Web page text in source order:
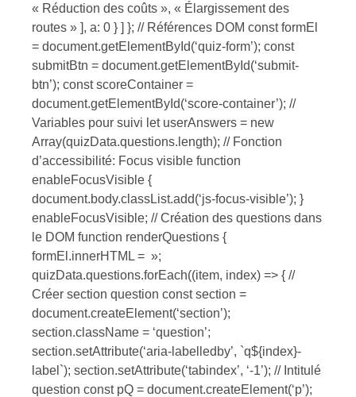
« Réduction des coûts », « Élargissement des
routes » ], a: 0 } ] }; // Références DOM const formEl
= document.getElementById(‘quiz-form’); const
submitBtn = document.getElementById(‘submit-
btn’); const scoreContainer =
document.getElementById(‘score-container’); //
Variables pour suivi let userAnswers = new
Array(quizData.questions.length); // Fonction
d’accessibilité: Focus visible function
enableFocusVisible {
document.body.classList.add(‘js-focus-visible’); }
enableFocusVisible; // Création des questions dans
le DOM function renderQuestions {
formEl.innerHTML = »;
quizData.questions.forEach((item, index) => { //
Créer section question const section =
document.createElement(‘section’);
section.className = ‘question’;
section.setAttribute(‘aria-labelledby’, `q${index}-
label`); section.setAttribute(‘tabindex’, ‘-1’); // Intitulé
question const pQ = document.createElement(‘p’);